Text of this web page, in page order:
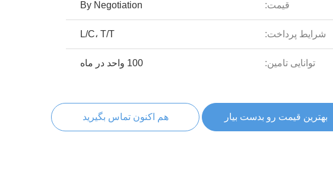
قیمت: By Negotiation
شرایط پرداخت: L/C، T/T
توانایی تامین: 100 واحد در ماه
بهترین قیمت رو بدست بیار هم اکنون تماس بگیرید